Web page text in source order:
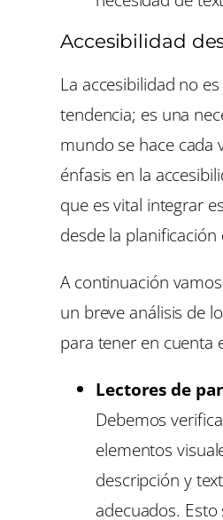
Accesibilidad
La accesibilidad no
tendencia; es una
mundo se hace cada
énfasis en la
que es vital integrar
desde la planificación
A continuación
un breve análisis de
para tener en cuenta
Lectores de
Debemos
elementos
descripción y
adecuados.